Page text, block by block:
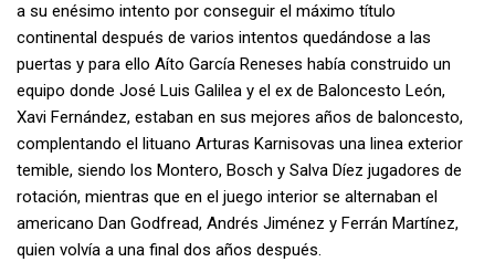
a su enésimo intento por conseguir el máximo título
continental después de varios intentos quedándose a las
puertas y para ello Aíto García Reneses había construido un
equipo donde José Luis Galilea y el ex de Baloncesto León,
Xavi Fernández, estaban en sus mejores años de baloncesto,
complentando el lituano Arturas Karnisovas una linea exterior
temible, siendo los Montero, Bosch y Salva Díez jugadores de
rotación, mientras que en el juego interior se alternaban el
americano Dan Godfread, Andrés Jiménez y Ferrán Martínez,
quien volvía a una final dos años después.